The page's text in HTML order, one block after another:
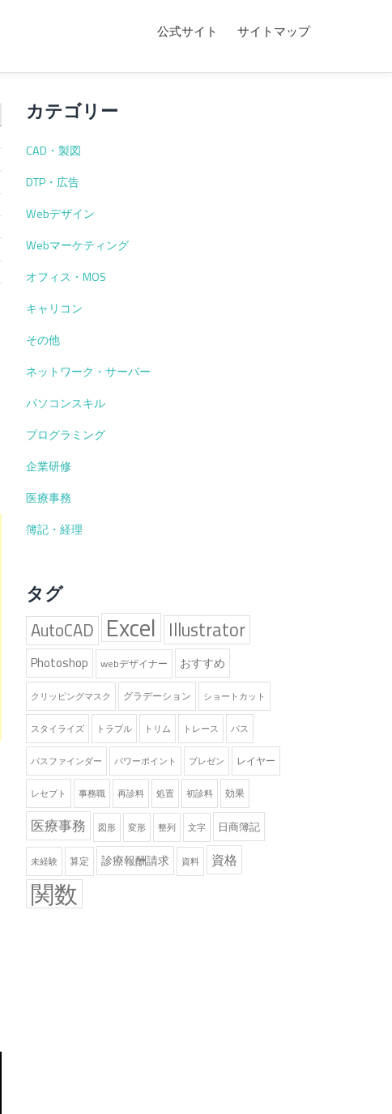
公式サイト サイトマップ
カテゴリー
CAD・製図
DTP・広告
Webデザイン
Webマーケティング
オフィス・MOS
キャリコン
その他
ネットワーク・サーバー
パソコンスキル
プログラミング
企業研修
医療事務
簿記・経理
タグ
AutoCAD Excel Illustrator
Photoshop webデザイナー おすすめ
クリッピングマスク グラデーション ショートカット
スタイライズ トラブル トリム トレース パス
パスファインダー パワーポイント プレゼン レイヤー
レセプト 事務職 再診料 処置 初診料 効果
医療事務 図形 変形 整列 文字 日商簿記
未経験 算定 診療報酬請求 資料 資格
関数